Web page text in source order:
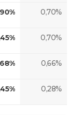
0,70%
0,70%
0,66%
0,28%